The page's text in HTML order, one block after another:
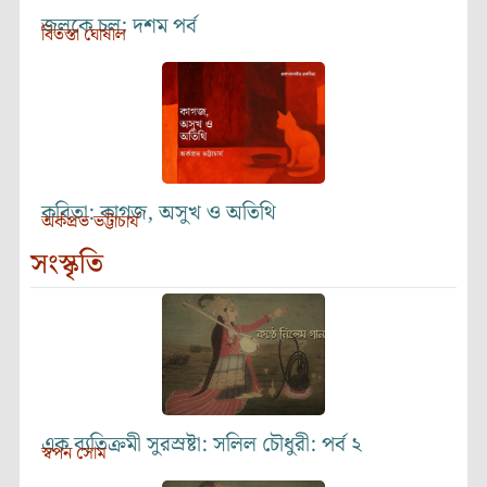
জলকে চল: দশম পর্ব
বিতস্তা ঘোষাল
কবিতা: কাগজ, অসুখ ও অতিথি
অর্কপ্রভ ভট্টাচার্য
সংস্কৃতি
এক ব্যতিক্রমী সুরস্রষ্টা: সলিল চৌধুরী: পর্ব ২
স্বপন সোম